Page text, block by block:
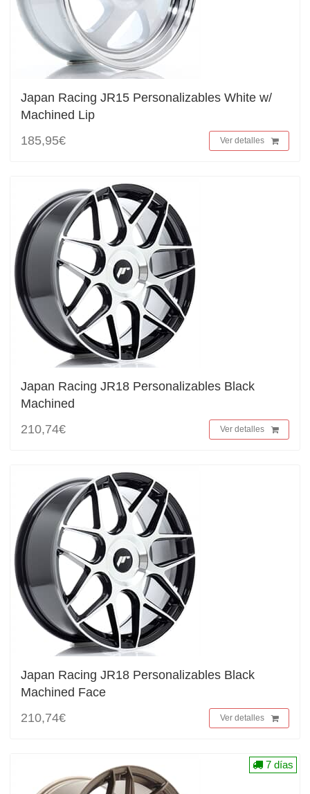
Japan Racing JR15 Personalizables White w/
Machined Lip
185,95€
Ver detalles
Japan Racing JR18 Personalizables Black
Machined
210,74€
Ver detalles
Japan Racing JR18 Personalizables Black
Machined Face
210,74€
Ver detalles
7 días